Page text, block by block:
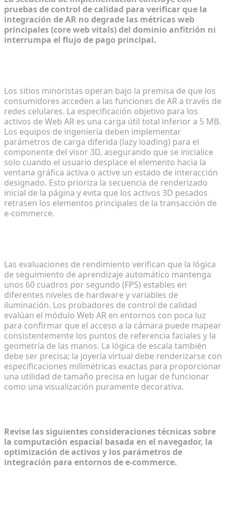
pruebas de control de calidad para verificar que la
integración de AR no degrade las métricas web
principales (core web vitals) del dominio anfitrión ni
interrumpa el flujo de pago principal.
Los sitios minoristas operan bajo la premisa de que los
consumidores acceden a las funciones de AR a través de
redes celulares. La especificación objetivo para los
activos de Web AR es una carga útil total inferior a 5 MB.
Los equipos de ingeniería deben implementar
parámetros de carga diferida (lazy loading) para el
componente del visor 3D, asegurando que se inicialice
solo cuando el usuario desplace el elemento hacia la
ventana gráfica activa o active un estado de interacción
designado. Esto prioriza la secuencia de renderizado
inicial de la página y evita que los activos 3D pesados
retrasen los elementos principales de la transacción de
e-commerce.
Las evaluaciones de rendimiento verifican que la lógica
de seguimiento de aprendizaje automático mantenga
unos 60 cuadros por segundo (FPS) estables en
diferentes niveles de hardware y variables de
iluminación. Los probadores de control de calidad
evalúan el módulo Web AR en entornos con poca luz
para confirmar que el acceso a la cámara puede mapear
consistentemente los puntos de referencia faciales y la
geometría de las manos. La lógica de escala también
debe ser precisa; la joyería virtual debe renderizarse con
especificaciones milimétricas exactas para proporcionar
una utilidad de tamaño precisa en lugar de funcionar
como una visualización puramente decorativa.
Revise las siguientes consideraciones técnicas sobre
la computación espacial basada en el navegador, la
optimización de activos y los parámetros de
integración para entornos de e-commerce.